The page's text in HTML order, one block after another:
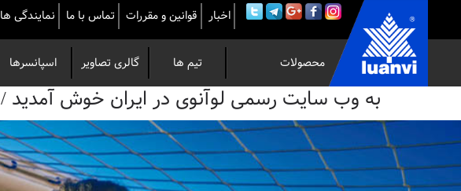
به
وب
اخبار قوانین و مقررات تماس با ما نمایندگی ها
محصولات تیم ها گالری تصاویر اسپانسرها
به وب سایت رسمی لوآنوی در ایران خوش آمدید / luanvi